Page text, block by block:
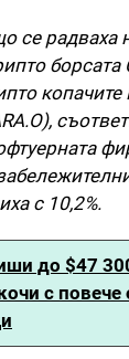
се радваха
борсата
с 10,2%.
до $47
с повече